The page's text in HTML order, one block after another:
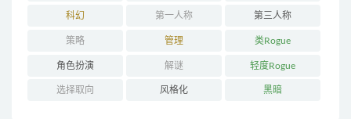
科幻 第一人称 第三人称
策略 管理 类Rogue
角色扮演 解谜 轻度Rogue
选择取向 风格化 黑暗